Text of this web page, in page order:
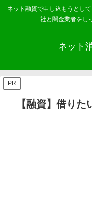
ネット融資で申し込もうとし
社と闇金業者をし
ネット
PR
【融資】借りた